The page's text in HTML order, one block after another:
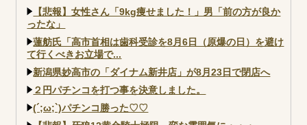
【悲報】女性さん「9kg痩せました！」男「前の方が良か
ったな」
蓮舫氏「高市首相は歯科受診を8月6日（原爆の日）を避け
て行くべきお立場で...
新潟県妙高市の「ダイナム新井店」が8月23日で閉店へ
２円パチンコを打つ事を決意しました。
(´;ω;`)パチンコ勝った♡♡